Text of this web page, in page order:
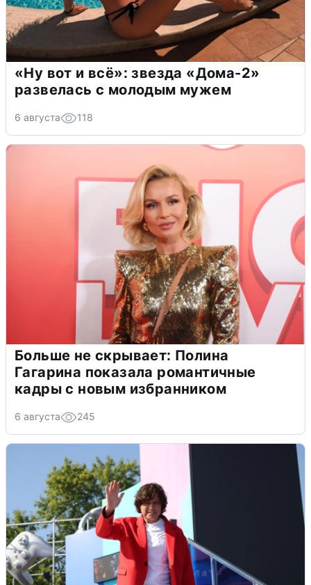
«Ну вот и всё»: звезда «Дома-2»
развелась с молодым мужем
6 августа 118
Больше не скрывает: Полина
Гагарина показала романтичные
кадры с новым избранником
6 августа 245